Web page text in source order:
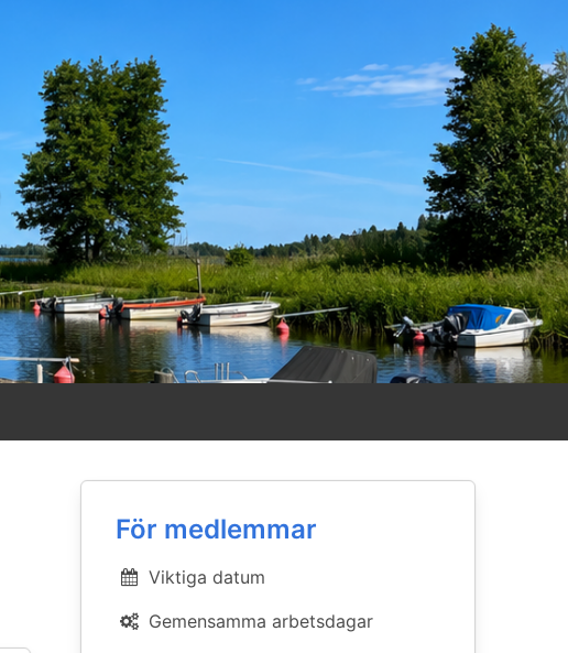
För medlemmar
Viktiga datum
Gemensamma arbetsdagar